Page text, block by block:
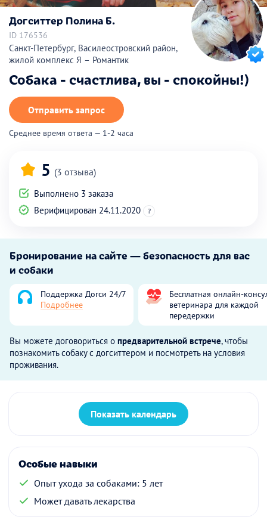
Догситтер Полина Б.
ID 176536
Санкт-Петербург, Василеостровский район,
жилой комплекс Я – Романтик
Собака - счастлива, вы - спокойны!)
Отправить запрос
Среднее время ответа — 1-2 часа
5 (3 отзыва)
Выполнено 3 заказа
Верифицирован 24.11.2020
?
Бронирование на сайте — безопасность для вас
и собаки
Поддержка Догси 24/7
Подробнее
Бесплатная онлайн-
ветеринара для каждой
передержки
Вы можете договориться о предварительной встрече, чтобы
познакомить собаку с догситтером и посмотреть на условия
проживания.
Показать календарь
Особые навыки
Опыт ухода за собаками: 5 лет
Может давать лекарства